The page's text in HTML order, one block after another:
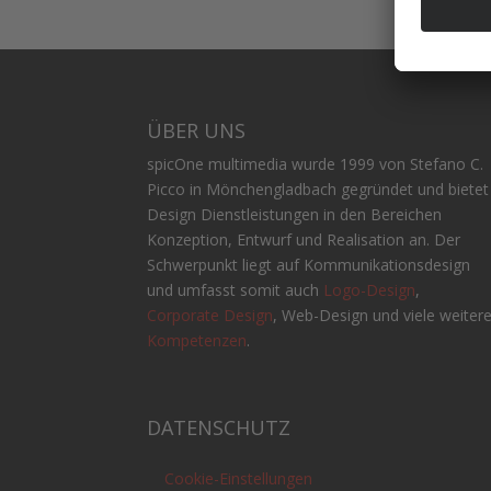
ÜBER UNS
spicOne multimedia wurde 1999 von Stefano C.
Picco in Mönchengladbach gegründet und bietet
Design Dienstleistungen in den Bereichen
Konzeption, Entwurf und Realisation an. Der
Schwerpunkt liegt auf Kommunikationsdesign
und umfasst somit auch Logo-Design,
Corporate Design, Web-Design und viele weitere
Kompetenzen.
DATENSCHUTZ
Cookie-Einstellungen